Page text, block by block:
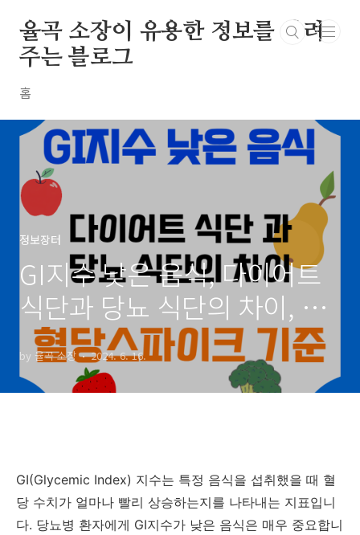
율곡 소장이 유용한 정보를 알려
주는 블로그
홈
정보장터
GI지수 낮은 음식, 다이어트
식단과 당뇨 식단의 차이, 혈
당스파이크 기준
by 율곡 소장 2024. 6. 16.
GI(Glycemic Index) 지수는 특정 음식을 섭취했을 때 혈
당 수치가 얼마나 빨리 상승하는지를 나타내는 지표입니
다. 당뇨병 환자에게 GI지수가 낮은 음식은 매우 중요합니